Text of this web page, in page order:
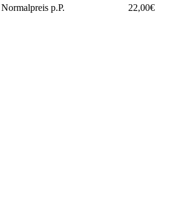
Normalpreis p.P.
22,00€